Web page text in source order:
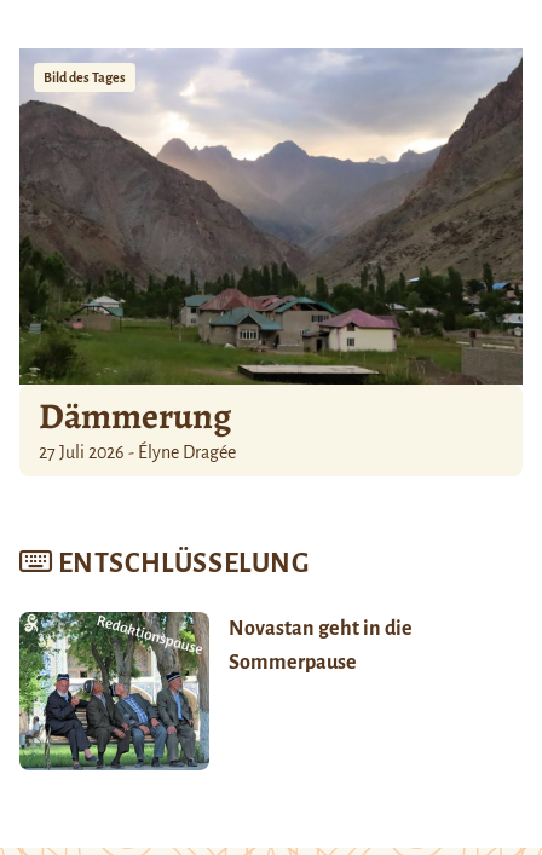
Bild des Tages
Dämmerung
27 Juli 2026 - Élyne Dragée
ENTSCHLÜSSELUNG
Novastan geht in die
Sommerpause